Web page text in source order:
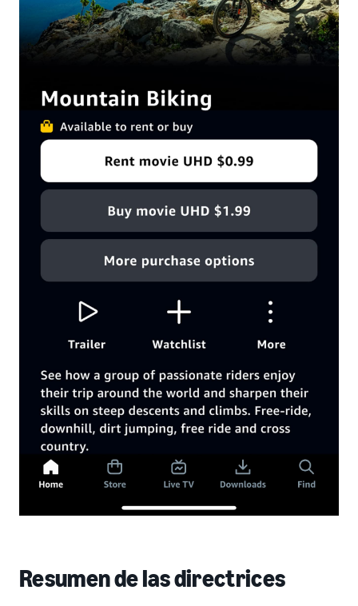
Resumen de las directrices